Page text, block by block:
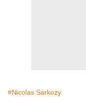
#Nicolas Sarkozy